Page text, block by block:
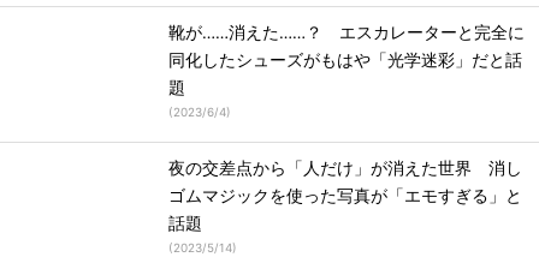
靴が……消えた……？ エスカレーターと完全に
同化したシューズがもはや「光学迷彩」だと話
題
(2023/6/4)
夜の交差点から「人だけ」が消えた世界 消し
ゴムマジックを使った写真が「エモすぎる」と
話題
(2023/5/14)